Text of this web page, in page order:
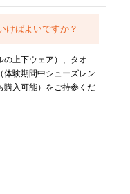
けばよいですか？
の上下ウェア）、タオ
体験期間中シューズレン
購入可能）をご持参くだ